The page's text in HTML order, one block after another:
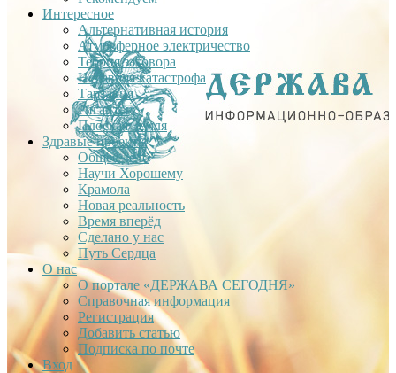
Интересное
Альтернативная история
Атмосферное электричество
Теория заговора
Недавняя катастрофа
Тартария
Гиганты
Плоская Земля
Здравые проекты
Общее дело
Научи Хорошему
Крамола
Новая реальность
Время вперёд
Сделано у нас
Путь Сердца
О нас
О портале «ДЕРЖАВА СЕГОДНЯ»
Справочная информация
Регистрация
Добавить статью
Подписка по почте
Вход